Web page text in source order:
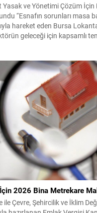
Yasak ve Yönetimi Çözüm
“Esnafın sorunları masa
hareket eden Bursa
geleceği için kapsamlı
ve sektörün
çalışmalarını...
2026 Bina Metrekare
Çevre, Şehircilik ve İklim